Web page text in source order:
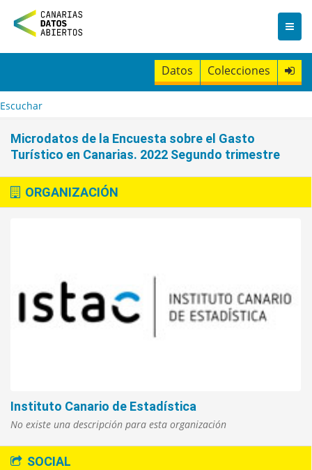
n
t
o
Datos Colecciones
Escuchar
Microdatos de la Encuesta sobre el Gasto
Turístico en Canarias. 2022 Segundo trimestre
ORGANIZACIÓN
Instituto Canario de Estadística
No existe una descripción para esta organización
SOCIAL